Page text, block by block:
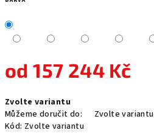
od157 244 Kč
cena:
Zvolte variantu
Můžeme doručit do:
Zvolte variantu
Kód: Zvolte variantu